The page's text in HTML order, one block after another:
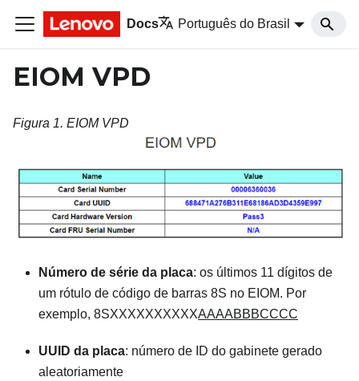
Docs Português do Brasil
EIOM VPD
Figura 1. EIOM VPD
Número de série da placa: os últimos 11 dígitos de
um rótulo de código de barras 8S no EIOM. Por
exemplo, 8SXXXXXXXXXXAAAABBBCCCC
UUID da placa: número de ID do gabinete gerado
aleatoriamente